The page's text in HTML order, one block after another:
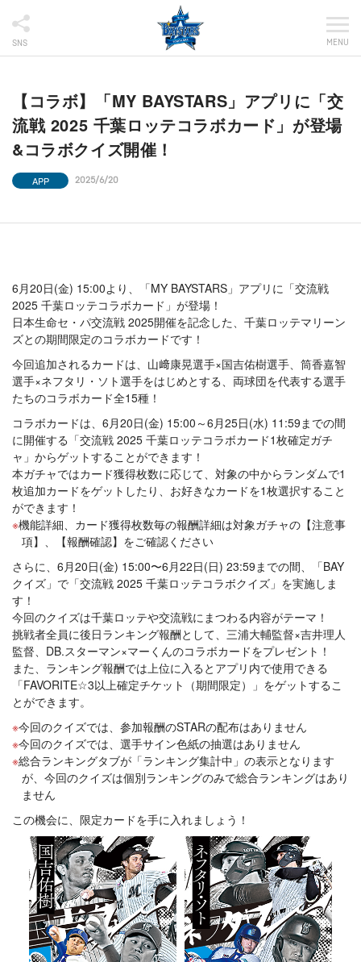
SNS MENU
【コラボ】「MY BAYSTARS」アプリに「交
流戦 2025 千葉ロッテコラボカード」が登場
&コラボクイズ開催！
APP 2025/6/20
6月20日(金) 15:00より、「MY BAYSTARS」アプリに「交流戦
2025 千葉ロッテコラボカード」が登場！
日本生命セ・パ交流戦 2025開催を記念した、千葉ロッテマリーン
ズとの期間限定のコラボカードです！
今回追加されるカードは、山﨑康晃選手×国吉佑樹選手、筒香嘉智
選手×ネフタリ・ソト選手をはじめとする、両球団を代表する選手
たちのコラボカード全15種！
コラボカードは、6月20日(金) 15:00～6月25日(水) 11:59までの間
に開催する「交流戦 2025 千葉ロッテコラボカード1枚確定ガチ
ャ」からゲットすることができます！
本ガチャではカード獲得枚数に応じて、対象の中からランダムで1
枚追加カードをゲットしたり、お好きなカードを1枚選択すること
ができます！
機能詳細、カード獲得枚数毎の報酬詳細は対象ガチャの【注意事
項】、【報酬確認】をご確認ください
さらに、6月20日(金) 15:00〜6月22日(日) 23:59までの間、「BAY
クイズ」で「交流戦 2025 千葉ロッテコラボクイズ」を実施しま
す！
今回のクイズは千葉ロッテや交流戦にまつわる内容がテーマ！
挑戦者全員に後日ランキング報酬として、三浦大輔監督×吉井理人
監督、DB.スターマン×マーくんのコラボカードをプレゼント！
また、ランキング報酬では上位に入るとアプリ内で使用できる
「FAVORITE☆3以上確定チケット（期間限定）」をゲットするこ
とができます。
今回のクイズでは、参加報酬のSTARの配布はありません
今回のクイズでは、選手サイン色紙の抽選はありません
総合ランキングタブが「ランキング集計中」の表示となります
が、今回のクイズは個別ランキングのみで総合ランキングはあり
ません
この機会に、限定カードを手に入れましょう！